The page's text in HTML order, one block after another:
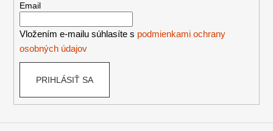
Email
Vložením e-mailu súhlasíte s podmienkami ochrany
osobných údajov
PRIHLÁSIŤ SA